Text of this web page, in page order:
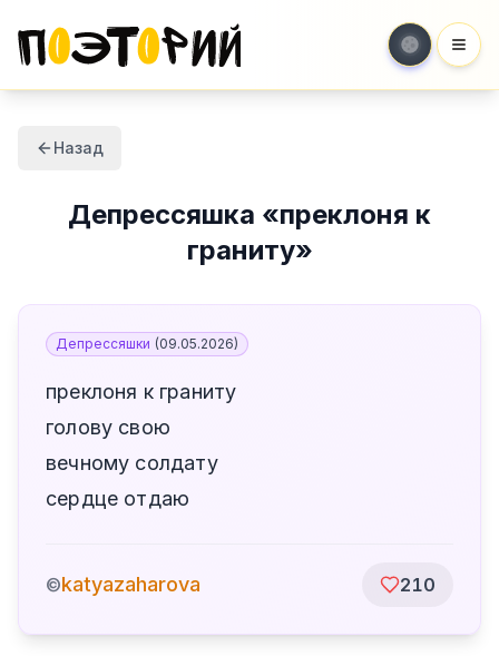
Назад
Депрессяшка «преклоня к
граниту»
Депрессяшки (09.05.2026)
преклоня к граниту
голову свою
вечному солдату
сердце отдаю
©katyazaharova 210